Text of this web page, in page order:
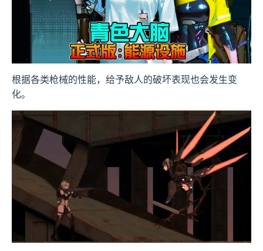
根据各类枪械的性能，给予敌人的破坏表现也会发生变
化。